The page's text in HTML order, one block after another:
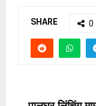
SHARE 0